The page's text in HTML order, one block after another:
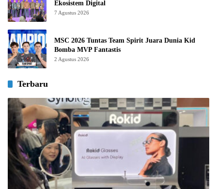
Ekosistem Digital
7 Agustus 2026
MSC 2026 Tuntas Team Spirit Juara Dunia Kid
Bomba MVP Fantastis
2 Agustus 2026
Terbaru